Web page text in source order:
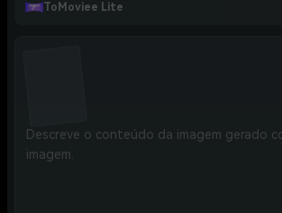
ToMoviee Lite